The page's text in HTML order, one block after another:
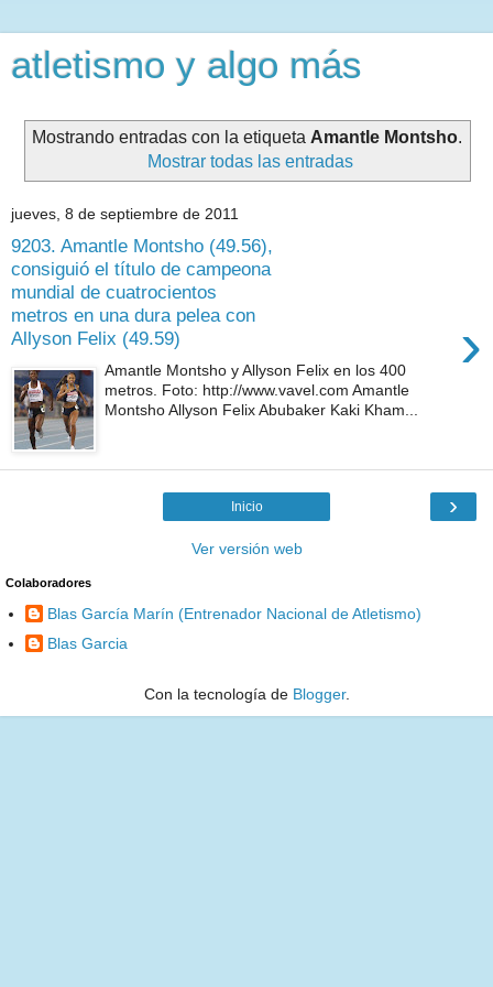
atletismo y algo más
Mostrando entradas con la etiqueta Amantle Montsho.
Mostrar todas las entradas
jueves, 8 de septiembre de 2011
9203. Amantle Montsho (49.56),
consiguió el título de campeona
mundial de cuatrocientos
metros en una dura pelea con
Allyson Felix (49.59)
›
Amantle Montsho y Allyson Felix en los 400
metros. Foto: http://www.vavel.com Amantle
Montsho Allyson Felix Abubaker Kaki Kham...
›
Inicio
Ver versión web
Colaboradores
Blas García Marín (Entrenador Nacional de Atletismo)
Blas Garcia
Con la tecnología de Blogger.